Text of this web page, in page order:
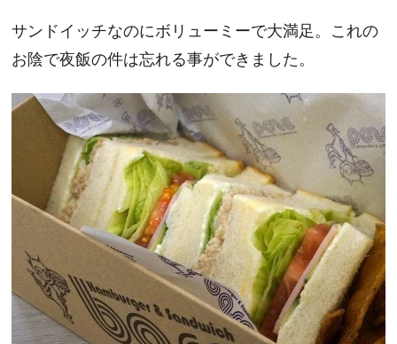
サンドイッチなのにボリューミーで大満足。これの
お陰で夜飯の件は忘れる事ができました。